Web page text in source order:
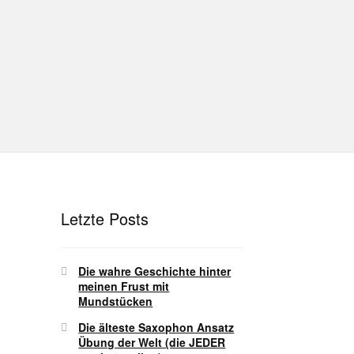
Unterrichtsbedingungen (AGBs)
Letzte Posts
Die wahre Geschichte hinter
meinen Frust mit
Mundstücken
Die älteste Saxophon Ansatz
Übung der Welt (die JEDER